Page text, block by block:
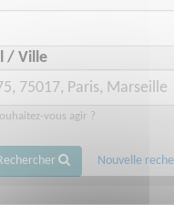
/ Ville
vous agir ?
Nouvelle